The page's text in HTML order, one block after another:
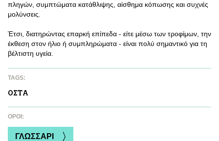
πληγών, συμπτώματα κατάθλιψης, αίσθημα κόπωσης και συχνές
μολύνσεις.
Έτσι, διατηρώντας επαρκή επίπεδα - είτε μέσω των τροφίμων, την
έκθεση στον ήλιο ή συμπληρώματα - είναι πολύ σημαντικό για τη
βέλτιστη υγεία.
TAGS:
ΟΣΤA
ΌΡΟΙ:
ΓΛΩΣΣΑΡΙ